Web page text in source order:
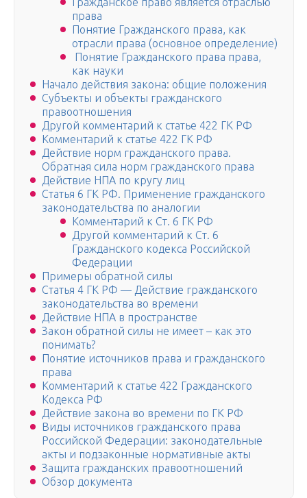
права
Понятие Гражданского права, как
отрасли права (основное определение)
Понятие Гражданского права права,
как науки
Начало действия закона: общие положения
Субъекты и объекты гражданского
правоотношения
Другой комментарий к статье 422 ГК РФ
Комментарий к статье 422 ГК РФ
Действие норм гражданского права.
Обратная сила норм гражданского права
Действие НПА по кругу лиц
Статья 6 ГК РФ. Применение гражданского
законодательства по аналогии
Комментарий к Ст. 6 ГК РФ
Другой комментарий к Ст. 6
Гражданского кодекса Российской
Федерации
Примеры обратной силы
Статья 4 ГК РФ — Действие гражданского
законодательства во времени
Действие НПА в пространстве
Закон обратной силы не имеет – как это
понимать?
Понятие источников права и гражданского
права
Комментарий к статье 422 Гражданского
Кодекса РФ
Действие закона во времени по ГК РФ
Виды источников гражданского права
Российской Федерации: законодательные
акты и подзаконные нормативные акты
Защита гражданских правоотношений
Обзор документа